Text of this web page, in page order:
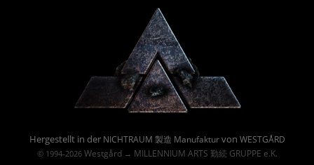
Hergestellt in der NICHTRAUM 製造 Manufakturvon WESTGÅRD
© 1994-2026 Westgård→ MILLENNIUM ARTS 勤続 GRUPPE e.K.
Powered By :